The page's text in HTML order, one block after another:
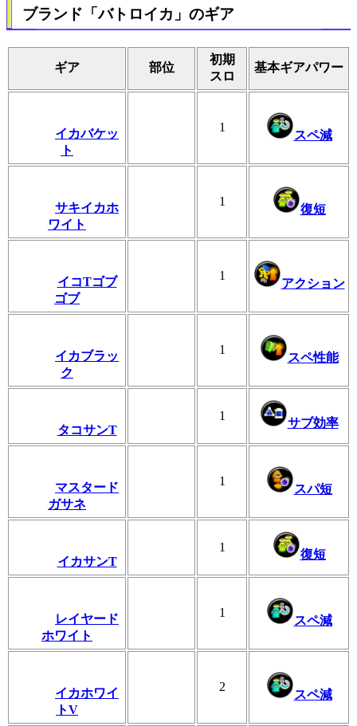
ブランド「バトロイカ」のギア
ギア 部位
初期
スロ
基本ギアパワー
イカバケッ
ト
1
スペ減
サキイカホ
ワイト
1
復短
イコTゴブ
ゴブ
1
アクション
イカブラッ
ク
1
スペ性能
タコサンT
1
サブ効率
マスタード
ガサネ
1
スパ短
イカサンT
1
復短
レイヤード
ホワイト
1
スペ減
イカホワイ
トV
2
スペ減